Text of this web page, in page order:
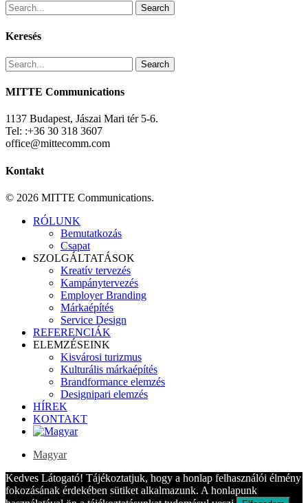
Search
Keresés
Search
MITTE Communications
1137 Budapest, Jászai Mari tér 5-6.
Tel: :+36 30 318 3607
office@mittecomm.com
Kontakt
© 2026 MITTE Communications.
Close
RÓLUNK
Bemutatkozás
Csapat
SZOLGÁLTATÁSOK
Kreatív tervezés
Kampánytervezés
Employer Branding
Márkaépítés
Service Design
REFERENCIÁK
ELEMZÉSEINK
Kisvárosi turizmus
Kulturális márkaépítés
Brandformance elemzés
Designipari elemzés
HÍREK
KONTAKT
Magyar
Kedves Látogató! Tájékoztatjuk, hogy a honlap felhasználói élmény
fokozásának érdekében sütiket alkalmazunk. A honlapunk